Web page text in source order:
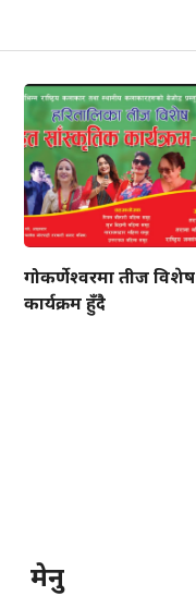
गोकर्णेश्वरमा तीज विशेष
कार्यक्रम हुँदै
मेनु